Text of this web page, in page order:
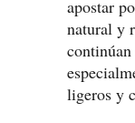
apostar
natural y
ligeros y